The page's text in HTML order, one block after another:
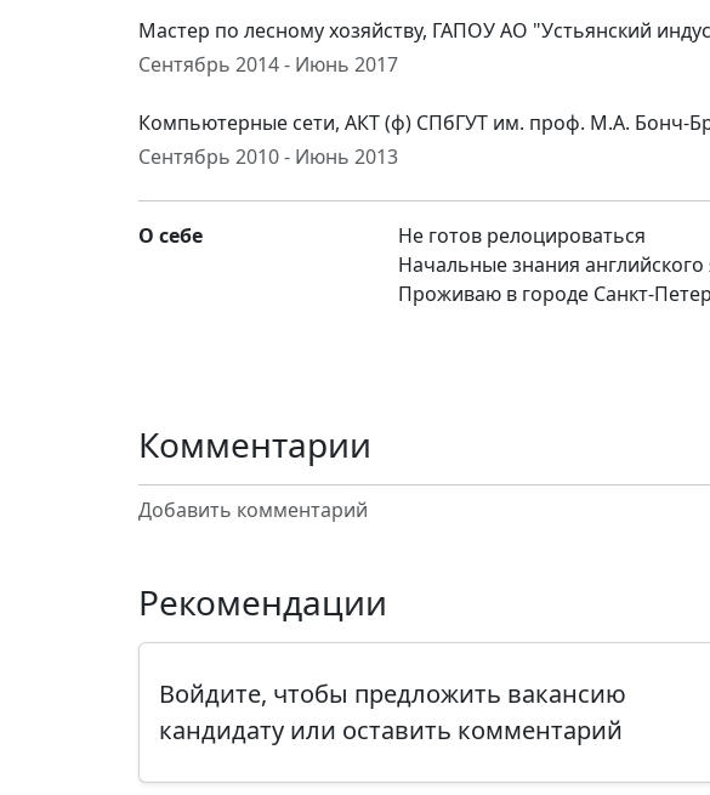
Мастер по лесному хозяйству, ГАПОУ АО "Устьянский
Сентябрь 2014 - Июнь 2017
Компьютерные сети, АКТ (ф) СПбГУТ им. проф. М.А. Бонч-
Сентябрь 2010 - Июнь 2013
О себе
Не готов релоцироваться
Начальные знания английского
Проживаю в городе Санкт-
Комментарии
Добавить комментарий
Рекомендации
Войдите, чтобы предложить вакансию
кандидату или оставить комментарий